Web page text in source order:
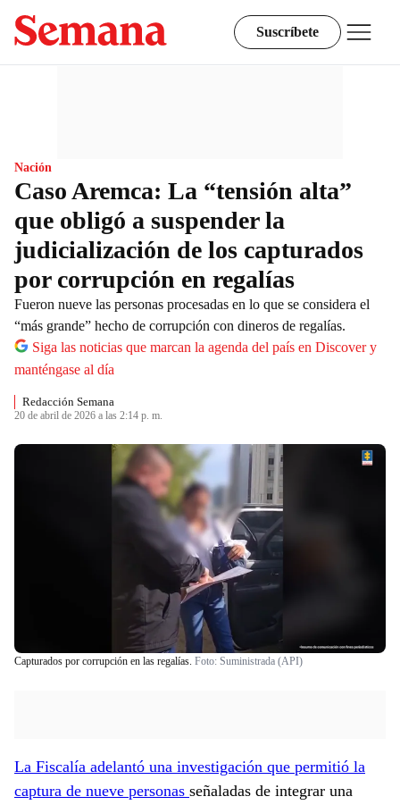
Suscríbete
Nación
Caso Aremca: La “tensión alta”
que obligó a suspender la
judicialización de los capturados
por corrupción en regalías
Fueron nueve las personas procesadas en lo que se considera el
“más grande” hecho de corrupción con dineros de regalías.
Siga las noticias que marcan la agenda del país en Discover y
manténgase al día
Redacción Semana
20 de abril de 2026 a las 2:14 p. m.
Capturados por corrupción en las regalías. Foto: Suministrada (API)
La Fiscalía adelantó una investigación que permitió la
captura de nueve personas señaladas de integrar una